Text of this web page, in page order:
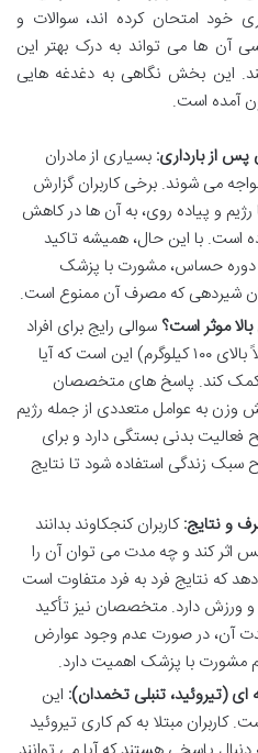
خود امتحان کرده اند، سوالات و
آن ها می تواند به درک بهتر این
این بخش نگاهی به دغدغه هایی
آمده است.
از بارداری: بسیاری از مادران
می شوند. برخی کاربران گزارش
رژیم و پیاده روی، به آن ها در کاهش
است. با این حال، همیشه تاکید
دوره حساس، مشورت با پزشک
شیردهی که مصرف آن ممنوع است.
موثر است؟ سوالی رایج برای افراد
با شاخص توده بدنی بالا (مثلاً بالای ۱۰۰ کیلوگرم) این است که آیا
کمک کند. پاسخ های متخصصان
به عوامل متعددی از جمله رژیم
فعالیت بدنی بستگی دارد و برای
سبک زندگی استفاده شود تا نتایج
و نتایج:کاربران کنجکاوند بدانند
اثر کند و چه مدت می توان آن را
که نتایج فرد به فرد متفاوت است
و ورزش دارد. متخصصان نیز تأکید
آن، در صورت عدم وجود عوارض
مشورت با پزشک اهمیت دارد.
(تیروئید، تنبلی تخمدان): این
کاربران مبتلا به کم کاری تیروئید